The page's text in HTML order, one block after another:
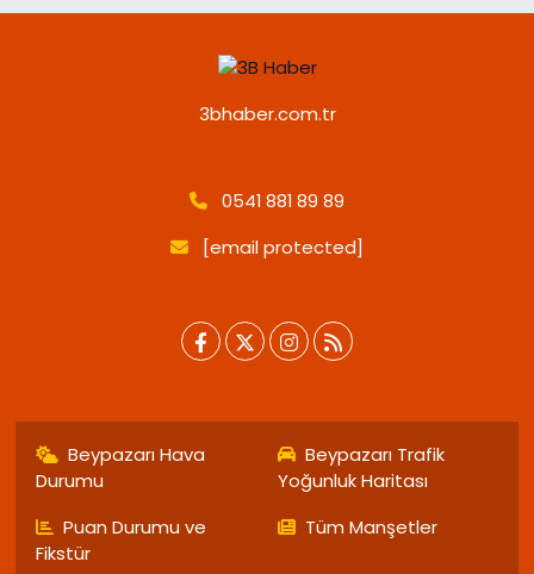
3bhaber.com.tr
0541 881 89 89
[email protected]
Beypazarı Hava
Durumu
Beypazarı Trafik
Yoğunluk Haritası
Puan Durumu ve
Fikstür
Tüm Manşetler